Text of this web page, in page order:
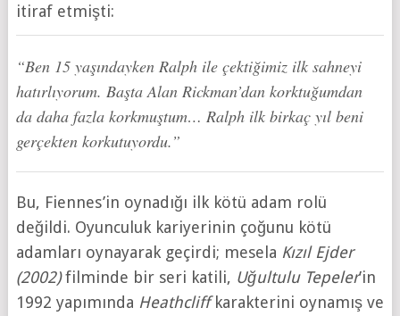
itiraf etmişti:
“Ben 15 yaşındayken Ralph ile çektiğimiz ilk sahneyi
hatırlıyorum. Başta Alan Rickman’dan korktuğumdan
da daha fazla korkmuştum… Ralph ilk birkaç yıl beni
gerçekten korkutuyordu.”
Bu, Fiennes’in oynadığı ilk kötü adam rolü
değildi. Oyunculuk kariyerinin çoğunu kötü
adamları oynayarak geçirdi; mesela Kızıl Ejder
(2002)filminde bir seri katili, Uğultulu Tepeler’in
1992 yapımında Heathcliffkarakterini oynamış ve